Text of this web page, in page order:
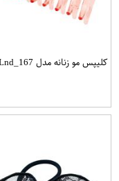
کلیپس مو زنانه مدل G_Lnd_167